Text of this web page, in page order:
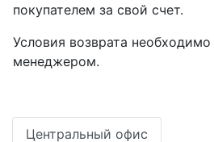
покупателем за свой счет.
Условия возврата необходимо
менеджером.
Центральный офис